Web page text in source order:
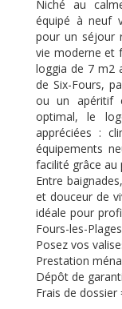
Niché au
équipé à neuf
pour un séjour
vie moderne et
loggia de 7 m2
de Six-Fours,
ou un apéritif
optimal, le
appréciées :
équipements
facilité grâce au
Entre
et douceur de
idéale pour
Fours-les-
Posez vos
Prestation
Dépôt de
Frais de dossier